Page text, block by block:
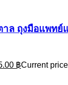
ล ถุงมือแพท
฿Current